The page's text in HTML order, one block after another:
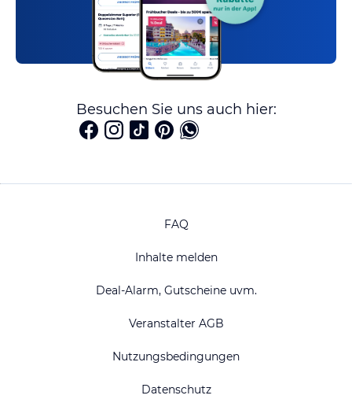
Besuchen Sie uns auch hier:
FAQ
Inhalte melden
Deal-Alarm, Gutscheine uvm.
Veranstalter AGB
Nutzungsbedingungen
Datenschutz